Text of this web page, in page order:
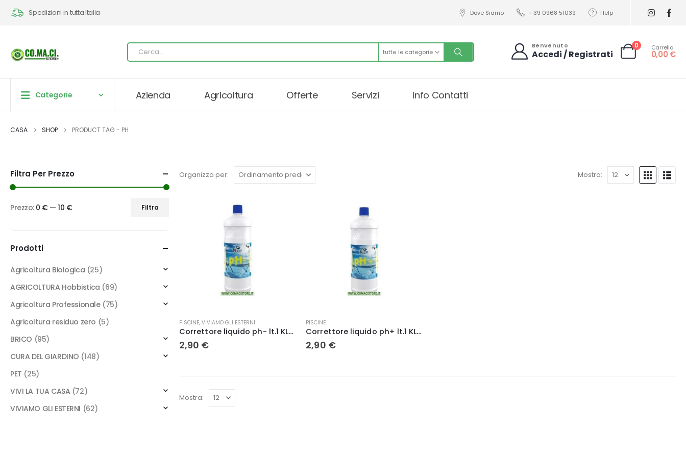
Spedizioni in tutta Italia Dove Siamo + 39 0968 51039 Help
tutte le categorie
Benvenuto
Accedi / Registrati
0 Carrello
0,00 €
Categorie Azienda Agricoltura Offerte Servizi Info Contatti
CASA SHOP PRODUCT TAG - PH
Organizza per: Mostra:
PISCINE, VIVIAMO GLI ESTERNI
Correttore liquido ph- lt.1 KLEP034
2,90 €
PISCINE
Correttore liquido ph+ lt.1 KLEP038
2,90 €
Mostra:
Filtra Per Prezzo
Min
Max
Filtra
Prezzo: 0 €—10 €
Prodotti
Agricoltura Biologica (25)
AGRICOLTURA Hobbistica (69)
Agricoltura Professionale (75)
Agricoltura residuo zero (5)
BRICO (95)
CURA DEL GIARDINO (148)
PET (25)
VIVI LA TUA CASA (72)
VIVIAMO GLI ESTERNI (62)